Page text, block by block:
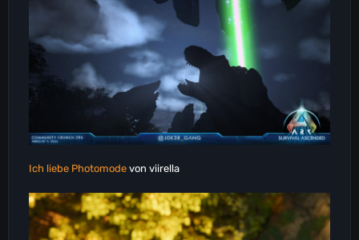
Ich liebe Photomode von viirella